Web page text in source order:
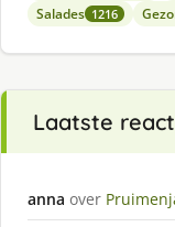
Salades 1216
Laatste
anna over